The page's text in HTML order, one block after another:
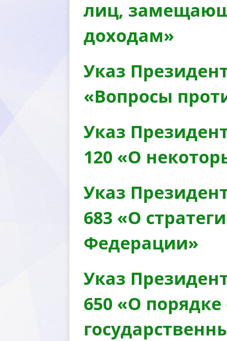
лиц,
доходам»
Указ
«Вопросы
Указ
120 «О
Указ
683 «О
Федерации»
Указ
650 «О